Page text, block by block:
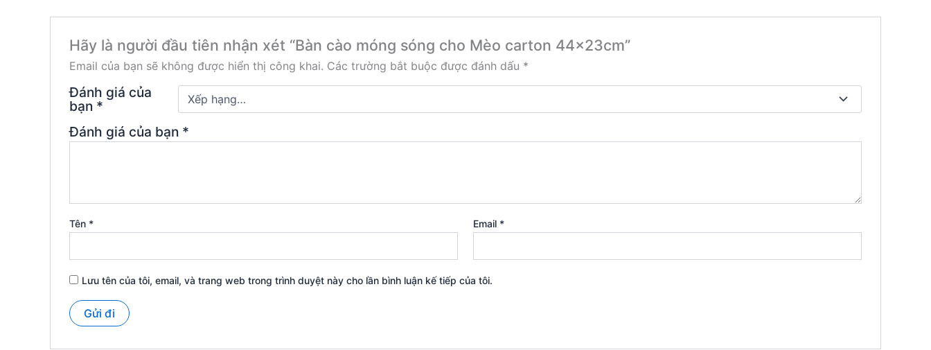
Hãy là người đầu tiên nhận xét “Bàn cào móng sóng cho Mèo carton 44x23cm”
Email của bạn sẽ không được hiển thị công khai. Các trường bắt buộc được đánh dấu *
Đánh giá của
bạn *
Đánh giá của bạn *
Tên * Email *
Lưu tên của tôi, email, và trang web trong trình duyệt này cho lần bình luận kế tiếp của tôi.